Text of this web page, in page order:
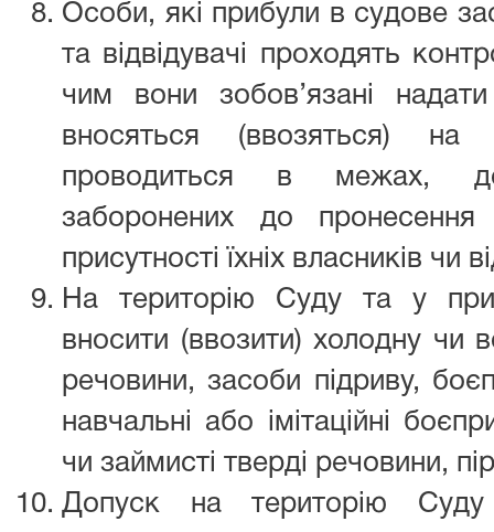
Особи, які прибули в судове
та відвідувачі проходять
чим вони зобов’язані
вносяться (ввозяться) на
проводиться в межах,
заборонених до
присутності їхніх власників чи
На територію Суду та у
вносити (ввозити) холодну чи
речовини, засоби підриву,
навчальні або імітаційні
чи займисті тверді речовини,
Допуск на територію